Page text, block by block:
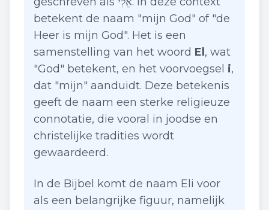
betekent de naam "mijn God" of "de
Heer is mijn God". Het is een
samenstelling van het woord El , wat
"God" betekent, en het voorvoegsel i,
dat "mijn" aanduidt. Deze betekenis
geeft de naam een sterke religieuze
connotatie, die vooral in joodse en
christelijke tradities wordt
gewaardeerd.
In de Bijbel komt de naam Eli voor
als een belangrijke figuur, namelijk